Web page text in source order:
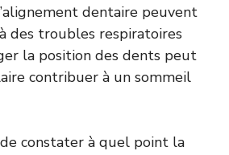
dentaire peuvent
des troubles respiratoires
la position des dents peut
contribuer à un sommeil
constater à quel point la